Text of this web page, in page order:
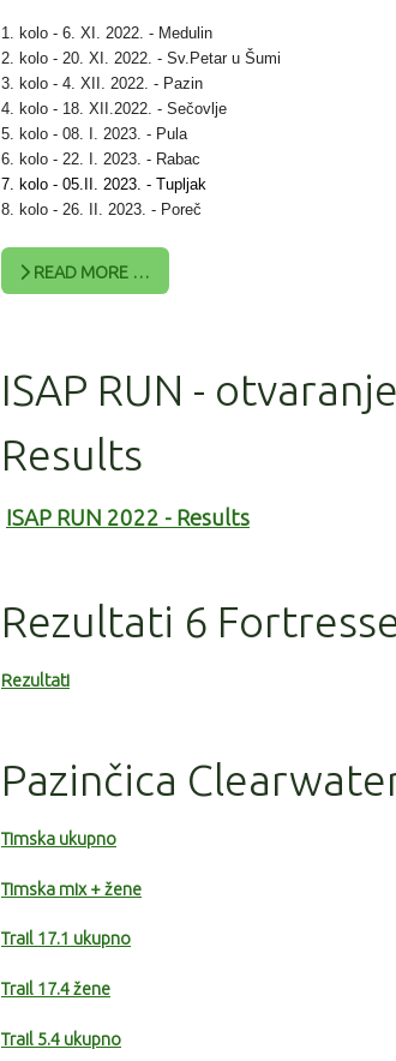
1. kolo - 6. XI. 2022. - Medulin
2. kolo - 20. XI. 2022. - Sv.Petar u Šumi
3. kolo - 4. XII. 2022. - Pazin
4. kolo - 18. XII.2022. - Sečovlje
5. kolo - 08. I. 2023. - Pula
6. kolo - 22. I. 2023. - Rabac
7. kolo - 05.II. 2023. - Tupljak
8. kolo - 26. II. 2023. - Poreč
READ MORE …
ISAP RUN -
Results
ISAP RUN 2022 - Results
Rezultati 6
Rezultati
Pazinčica
Timska ukupno
Timska mix + žene
Trail 17.1 ukupno
Trail 17.4 žene
Trail 5.4 ukupno